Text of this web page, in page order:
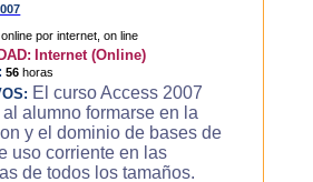
Internet (Online)
56 horas
El curso Access 2007
al alumno formarse en la
y el dominio de bases de
uso corriente en las
de todos los tamaños.